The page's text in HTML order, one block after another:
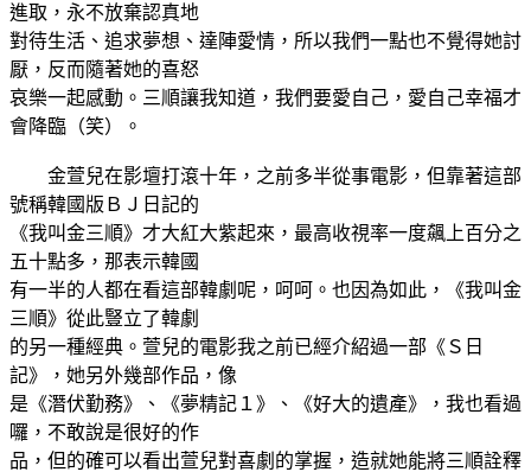
進取，永不放棄認真地
對待生活、追求夢想、達陣愛情，所以我們一點也不覺得她討
厭，反而隨著她的喜怒
哀樂一起感動。三順讓我知道，我們要愛自己，愛自己幸福才
會降臨（笑）。
金萱兒在影壇打滾十年，之前多半從事電影，但靠著這部
號稱韓國版ＢＪ日記的
《我叫金三順》才大紅大紫起來，最高收視率一度飆上百分之
五十點多，那表示韓國
有一半的人都在看這部韓劇呢，呵呵。也因為如此，《我叫金
三順》從此豎立了韓劇
的另一種經典。萱兒的電影我之前已經介紹過一部《Ｓ日
記》，她另外幾部作品，像
是《潛伏勤務》、《夢精記１》、《好大的遺產》，我也看過
囉，不敢說是很好的作
品，但的確可以看出萱兒對喜劇的掌握，造就她能將三順詮釋